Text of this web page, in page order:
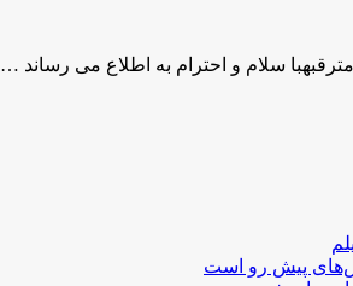
سلام و احترام به اطلاع می رساند …
پیش رو است